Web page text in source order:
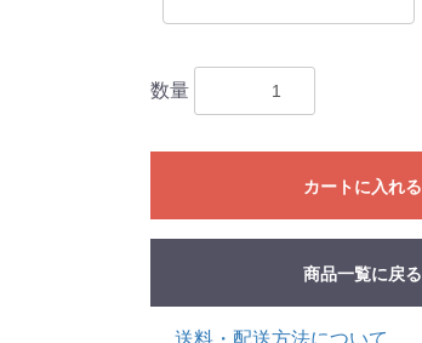
数量
カートに入れる
商品一覧に戻る
送料・配送方法について